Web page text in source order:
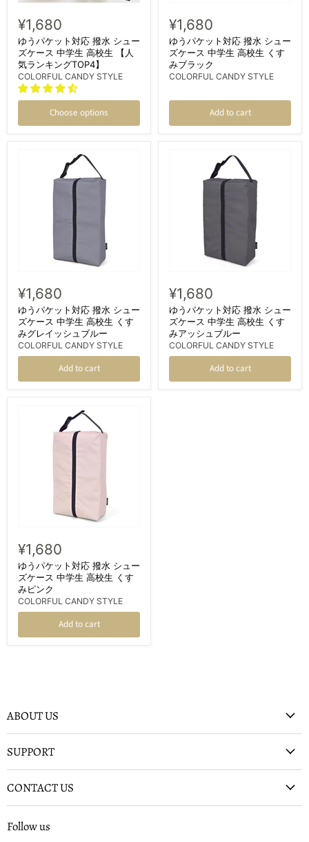
¥1,680
ゆうパケット対応 撥水 シュー
ズケース 中学生 高校生 【人
気ランキングTOP4】
COLORFUL CANDY STYLE
Choose options
¥1,680
ゆうパケット対応 撥水 シュー
ズケース 中学生 高校生 くす
みブラック
COLORFUL CANDY STYLE
Add to cart
¥1,680
ゆうパケット対応 撥水 シュー
ズケース 中学生 高校生 くす
みグレイッシュブルー
COLORFUL CANDY STYLE
Add to cart
¥1,680
ゆうパケット対応 撥水 シュー
ズケース 中学生 高校生 くす
みアッシュブルー
COLORFUL CANDY STYLE
Add to cart
¥1,680
ゆうパケット対応 撥水 シュー
ズケース 中学生 高校生 くす
みピンク
COLORFUL CANDY STYLE
Add to cart
ABOUT US
SUPPORT
CONTACT US
Follow us